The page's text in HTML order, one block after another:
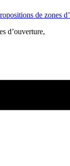
de zones
d’ouverture,